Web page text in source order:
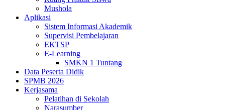
Mushola
Aplikasi
Sistem Informasi Akademik
Supervisi Pembelajaran
EKTSP
E-Learning
SMKN 1 Tuntang
Data Peserta Didik
SPMB 2026
Kerjasama
Pelatihan di Sekolah
Narasumber